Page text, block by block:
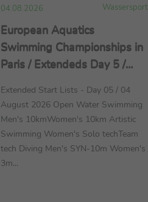
04.08.2026 Wassersport
European Aquatics
Swimming Championships in
Paris / Extendeds Day 5 /
Open Water Swimming
Extended Start Lists - Day 05 / 04
August 2026 Open Water Swimming
Men's 10kmWomen's 10km Artistic
Swimming Women's Solo techTeam
tech Diving Men's SYN-10m Women's
3m...